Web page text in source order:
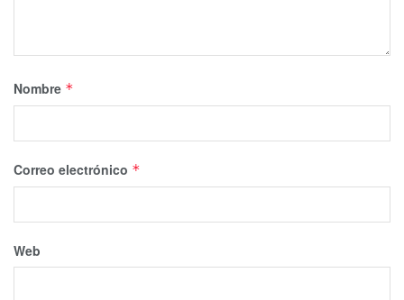
Nombre *
Correo electrónico *
Web